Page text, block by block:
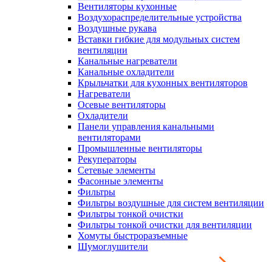
Вентиляторы кухонные
Воздухораспределительные устройства
Воздушные рукава
Вставки гибкие для модульных систем
вентиляции
Канальные нагреватели
Канальные охладители
Крыльчатки для кухонных вентиляторов
Нагреватели
Осевые вентиляторы
Охладители
Панели управления канальными
вентиляторами
Промышленные вентиляторы
Рекуператоры
Сетевые элементы
Фасонные элементы
Фильтры
Фильтры воздушные для систем вентиляции
Фильтры тонкой очистки
Фильтры тонкой очистки для вентиляции
Хомуты быстроразъемные
Шумоглушители